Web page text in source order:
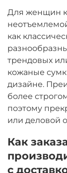
Для женщин
как
трендовых
кожаные
дизайне.
более
поэтому
или деловой
Как
с